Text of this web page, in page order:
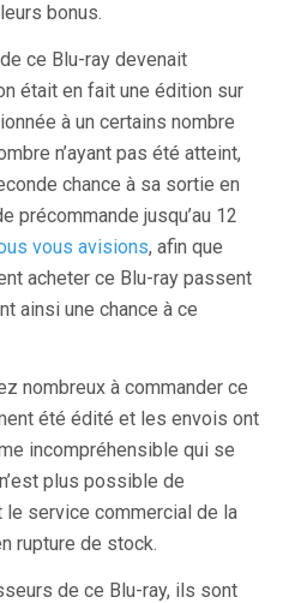
bonus.
ce Blu-ray devenait
était en fait une édition sur
à un certains nombre
n’ayant pas été atteint,
chance à sa sortie en
précommande jusqu’au 12
vous avisions, afin que
acheter ce Blu-ray passent
ainsi une chance à ce
nombreux à commander ce
été édité et les envois ont
incompréhensible qui se
plus possible de
le service commercial de la
rupture de stock.
de ce Blu-ray, ils sont